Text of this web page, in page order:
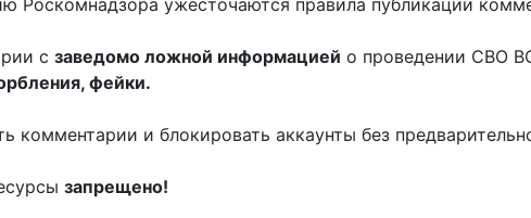
Роскомнадзора ужесточаются правила публикации
с заведомо ложной информацией о проведении СВО
фейки.
комментарии и блокировать аккаунты без
запрещено!